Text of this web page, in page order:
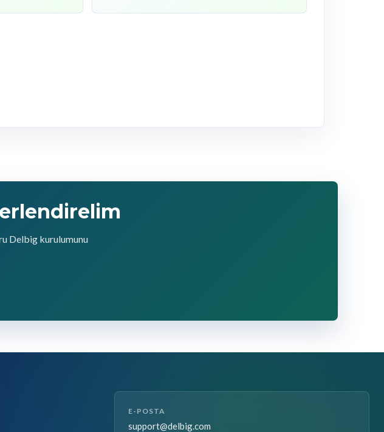
Delbig kurulumunu
E-POSTA
support@delbig.com